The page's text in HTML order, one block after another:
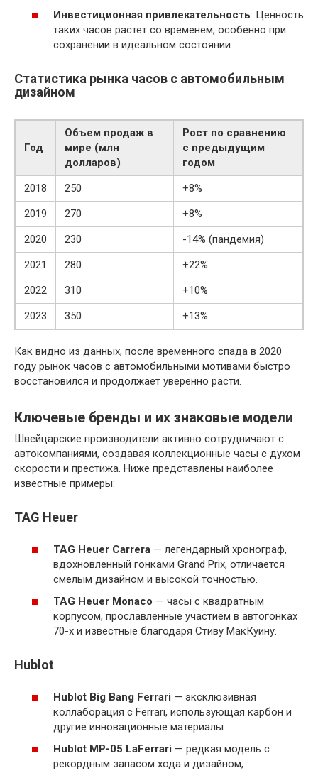
Инвестиционная привлекательность: Ценность
таких часов растет со временем, особенно при
сохранении в идеальном состоянии.
Статистика рынка часов с автомобильным
дизайном
Год
Объем продаж в
мире (млн
долларов)
Рост по сравнению
с предыдущим
годом
2018
250
+8%
2019
270
+8%
2020
230
-14% (пандемия)
2021
280
+22%
2022
310
+10%
2023
350 +13%
Как видно из данных, после временного спада в 2020
году рынок часов с автомобильными мотивами быстро
восстановился и продолжает уверенно расти.
Ключевые бренды и их знаковые модели
Швейцарские производители активно сотрудничают с
автокомпаниями, создавая коллекционные часы с духом
скорости и престижа. Ниже представлены наиболее
известные примеры:
TAG Heuer
TAG Heuer Carrera — легендарный хронограф,
вдохновленный гонками Grand Prix, отличается
смелым дизайном и высокой точностью.
TAG Heuer Monaco — часы с квадратным
корпусом, прославленные участием в автогонках
70-х и известные благодаря Стиву МакКуину.
Hublot
Hublot Big Bang Ferrari — эксклюзивная
коллаборация с Ferrari, использующая карбон и
другие инновационные материалы.
Hublot MP-05 LaFerrari — редкая модель с
рекордным запасом хода и дизайном,